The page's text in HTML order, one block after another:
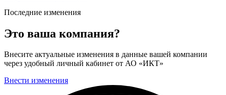
Последние изменения
Это ваша компания?
Внесите актуальные изменения в данные вашей компании
через удобный личный кабинет от АО «ИКТ»
Внести изменения